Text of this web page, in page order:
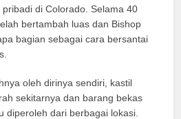
di Colorado. Selama 40
bertambah luas dan Bishop
bagian sebagai cara bersantai
oleh dirinya sendiri, kastil
sekitarnya dan barang bekas
diperoleh dari berbagai lokasi.